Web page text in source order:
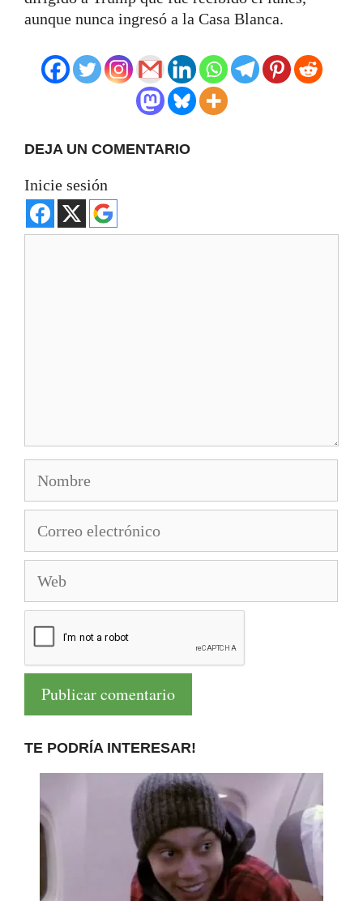
aunque nunca ingresó a la Casa Blanca.
DEJA UN COMENTARIO
Inicie sesión
electrónico
TE PODRÍA INTERESAR!